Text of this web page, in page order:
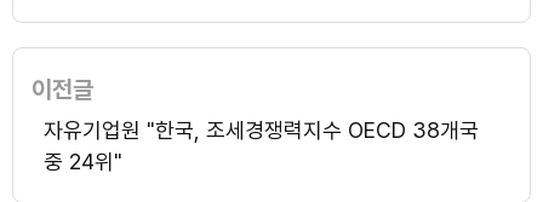
이전글
자유기업원 "한국, 조세경쟁력지수 OECD 38개국
중 24위"